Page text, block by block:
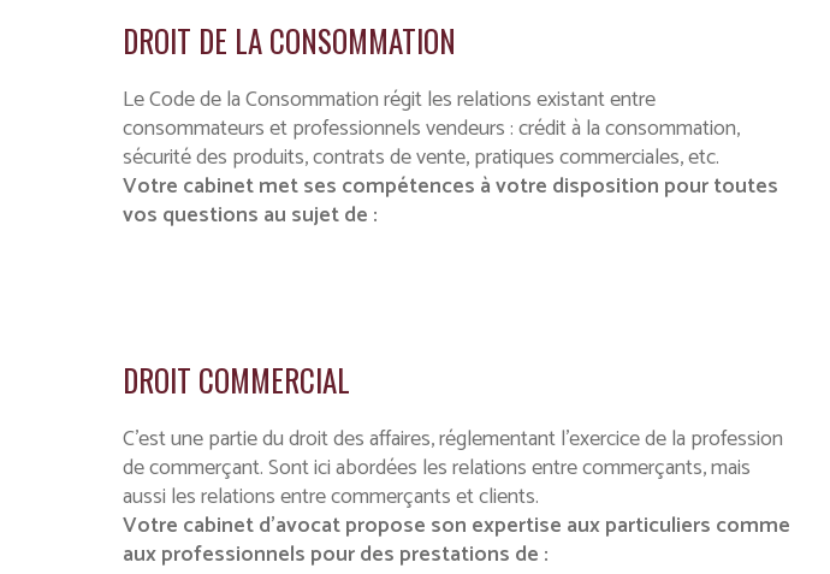
DROIT DE LA CONSOMMATION
Le Code de la Consommation régit les relations existant entre
consommateurs et professionnels vendeurs : crédit à la consommation,
sécurité des produits, contrats de vente, pratiques commerciales, etc.
Votre cabinet met ses compétences à votre disposition pour toutes
vos questions au sujet de :
DROIT COMMERCIAL
C’est une partie du droit des affaires, réglementant l’exercice de la profession
de commerçant. Sont ici abordées les relations entre commerçants, mais
aussi les relations entre commerçants et clients.
Votre cabinet d’avocat propose son expertise aux particuliers comme
aux professionnels pour des prestations de :